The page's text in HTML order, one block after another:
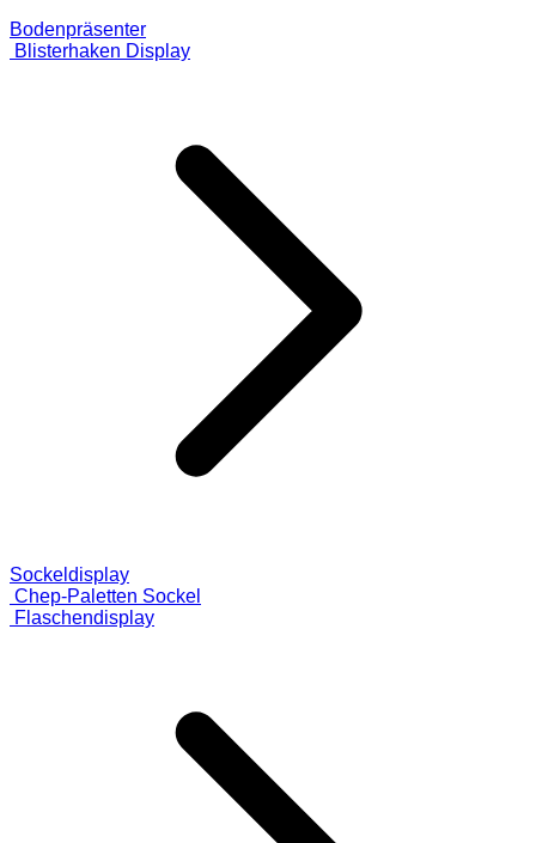
Bodenpräsenter
Blisterhaken Display
Sockeldisplay
Chep-Paletten Sockel
Flaschendisplay